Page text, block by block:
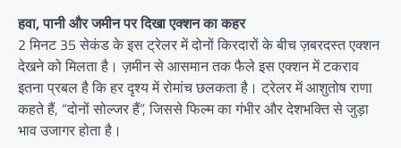
हवा, पानी और जमीन पर दिखा एक्शन का कहर
2 मिनट 35 सेकंड के इस ट्रेलर में दोनों किरदारों के बीच ज़बरदस्त एक्शन
देखने को मिलता है। ज़मीन से आसमान तक फैले इस एक्शन में टकराव
इतना प्रबल है कि हर दृश्य में रोमांच छलकता है। ट्रेलर में आशुतोष राणा
कहते हैं, “दोनों सोल्जर हैं”, जिससे फिल्म का गंभीर और देशभक्ति से जुड़ा
भाव उजागर होता है।